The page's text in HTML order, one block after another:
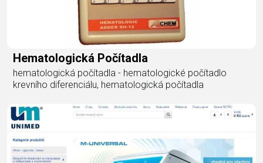
Hematologická Počítadla
hematologická počítadla - hematologické počítadlo
krevního diferenciálu, hematologická počítadla